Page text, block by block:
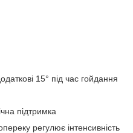
15° під час гойдання
підтримка
регулює інтенсивність